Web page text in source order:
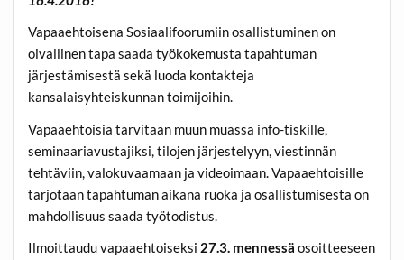
Vapaaehtoisena Sosiaalifoorumiin osallistuminen on
oivallinen tapa saada työkokemusta tapahtuman
järjestämisestä sekä luoda kontakteja
kansalaisyhteiskunnan toimijoihin.
Vapaaehtoisia tarvitaan muun muassa info-tiskille,
seminaariavustajiksi, tilojen järjestelyyn, viestinnän
tehtäviin, valokuvaamaan ja videoimaan. Vapaaehtoisille
tarjotaan tapahtuman aikana ruoka ja osallistumisesta on
mahdollisuus saada työtodistus.
Ilmoittaudu vapaaehtoiseksi 27.3. mennessä osoitteeseen